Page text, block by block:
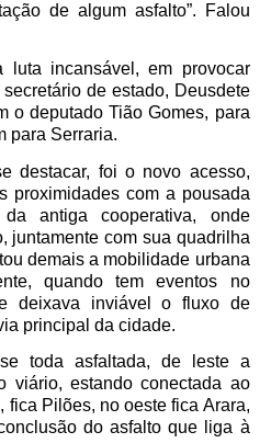
de algum asfalto”. Falou
luta incansável, em provocar
de estado, Deusdete
o deputado Tião Gomes, para
para Serraria.
destacar, foi o novo acesso,
proximidades com a pousada
antiga cooperativa, onde
juntamente com sua quadrilha
demais a mobilidade urbana
quando tem eventos no
deixava inviável o fluxo de
principal da cidade.
se toda asfaltada, de leste a
viário, estando conectada ao
fica Pilões, no oeste fica Arara,
do asfalto que liga à